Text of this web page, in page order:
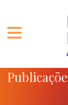
QUEM SOMOS